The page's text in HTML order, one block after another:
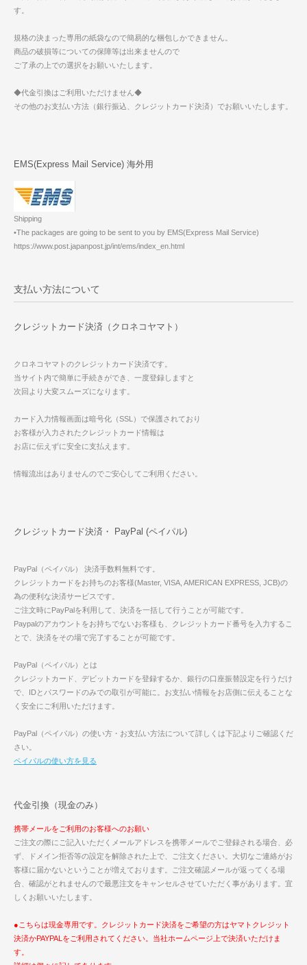
す。
規格の決まった専用の紙袋なので簡易的な梱包しかできません。
商品の破損等についての保障等は出来ませんので
ご了承の上での選択をお願いいたします。
◆代金引換はご利用いただけません◆
その他のお支払い方法（銀行振込、クレジットカード決済）でお願いいたします。
EMS(Express Mail Service) 海外用
Shipping
•The packages are going to be sent to you by EMS(Express Mail Service)
https://www.post.japanpost.jp/int/ems/index_en.html
支払い方法について
クレジットカード決済（クロネコヤマト）
クロネコヤマトのクレジットカード決済です。
当サイト内で簡単に手続きができ、一度登録しますと
次回より大変スムーズになります。
カード入力情報画面は暗号化（SSL）で保護されており
お客様が入力されたクレジットカード情報は
お店に伝えずに安全に支払えます。
情報流出はありませんのでご安心してご利用ください。
クレジットカード決済・ PayPal (ペイパル)
PayPal（ペイパル） 決済手数料無料です。
クレジットカードをお持ちのお客様(Master, VISA, AMERICAN EXPRESS, JCB)の
為の便利な決済サービスです。
ご注文時にPayPalを利用して、決済を一括して行うことが可能です。
Paypalのアカウントをお持ちでないお客様も、クレジットカード番号を入力するこ
とで、決済をその場で完了することが可能です。
PayPal（ペイパル）とは
クレジットカード、デビットカードを登録するか、銀行の口座振替設定を行うだけ
で、IDとパスワードのみでの取引が可能に。お支払い情報をお店側に伝えることな
く安全にご利用いただけます。
PayPal（ペイパル）の使い方・お支払い方法について詳しくは下記よりご確認くだ
さい。
ペイパルの使い方を見る
代金引換（現金のみ）
携帯メールをご利用のお客様へのお願い
ご注文の際にご記入いただくメールアドレスを携帯メールでご登録される場合、必
ず、ドメイン拒否等の設定を解除された上で、ご注文ください。大切なご連絡がお
客様に届かないということが増えております。ご注文確認メールが返ってくる場
合、確認がとれませんので最悪注文をキャンセルさせていただく事があります。宜
しくお願いいたします。
●こちらは現金専用です。クレジットカード決済をご希望の方はヤマトクレジット
決済かPAYPALをご利用されてください。当社ホームページ上で決済いただけま
す。